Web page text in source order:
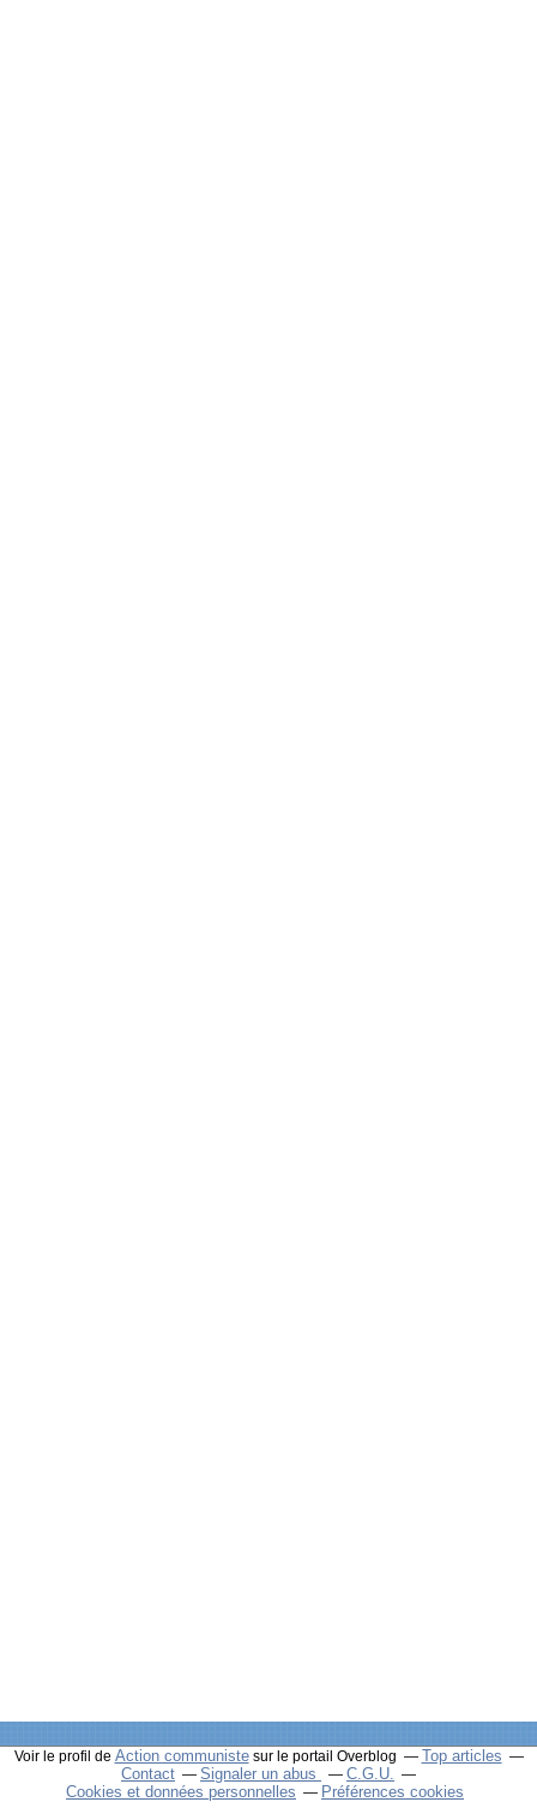
Voir le profil de Action communistesur le portail Overblog
Top articles
Contact
Signaler un abus
C.G.U.
Cookies et données personnelles
Préférences cookies